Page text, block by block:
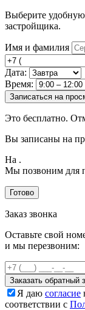
Выберите удобную
застройщика.
Имя и фамилия
Дата:
Время:
Записаться на
Это бесплатно.
Вы записаны на
На .
Мы позвоним для
Готово
Заказ звонка
Оставьте свой
и мы перезвоним:
Заказать обратный
Я даю согласие
соответствии с